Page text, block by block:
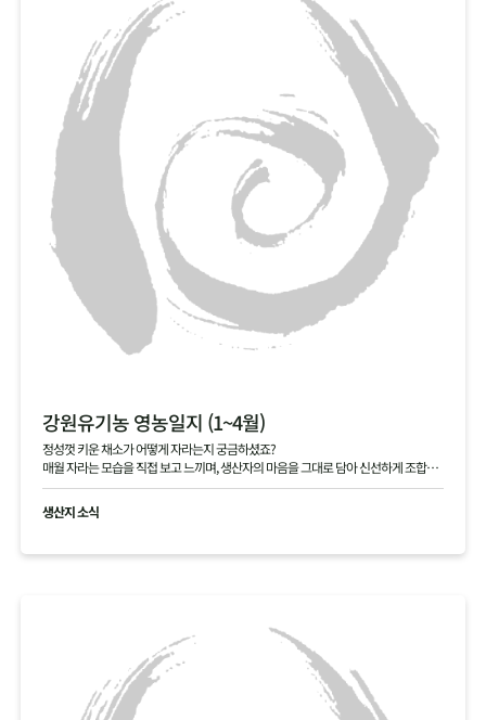
강원유기농 영농일지 (1~4월)
정성껏 키운 채소가 어떻게 자라는지 궁금하셨죠?
매월 자라는 모습을 직접 보고 느끼며, 생산자의 마음을 그대로 담아 신선하게 조합원
님께 전달해 드립니다.
생산지 소식